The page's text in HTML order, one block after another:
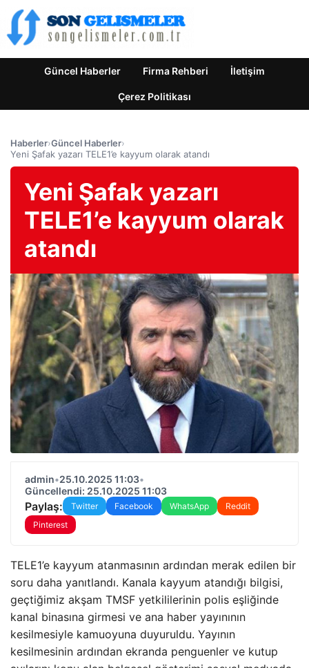
Güncel Haberler Firma Rehberi İletişim
Çerez Politikası
Haberler›Güncel Haberler›
Yeni Şafak yazarı TELE1’e kayyum olarak atandı
Yeni Şafak yazarı
TELE1’e kayyum olarak
atandı
admin•25.10.2025 11:03•
Güncellendi: 25.10.2025 11:03
Paylaş: Twitter Facebook WhatsApp
Reddit
Pinterest
TELE1’e kayyum atanmasının ardından merak edilen bir
soru daha yanıtlandı. Kanala kayyum atandığı bilgisi,
geçtiğimiz akşam TMSF yetkililerinin polis eşliğinde
kanal binasına girmesi ve ana haber yayınının
kesilmesiyle kamuoyuna duyuruldu. Yayının
kesilmesinin ardından ekranda penguenler ve kutup